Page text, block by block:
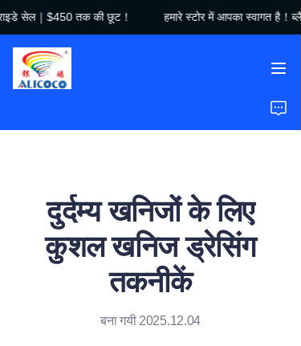
सेल｜$450 तक की छूट！
हमारे स्टोर में आपका स्वागत है
हमारे स्टोर में आपका स्वागत
दुर्दम्य खनिजों के लिए
कुशल खनिज ड्रेसिंग
तकनीकें
बना गयी 2025.12.04
होम
उत्पाद
केस स्टडीज़
हमारे बारे में
अक्सर पूछे जाने वाले प्रश्न